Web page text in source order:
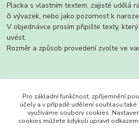
Placka s vlastním textem, zajisté udělá
či vývazek, nebo jako pozornost k
V objednávce prosím připište texty,
uvést.
Rozměr a způsob provedení zvolte ve
Zboží zařazeno v kategoriích
Placky
Pro základní funkčnost, zpříjemnění
účely a v případě udělení souhlasu
využíváme soubory cookies.
cookies můžete kdykoli upravit